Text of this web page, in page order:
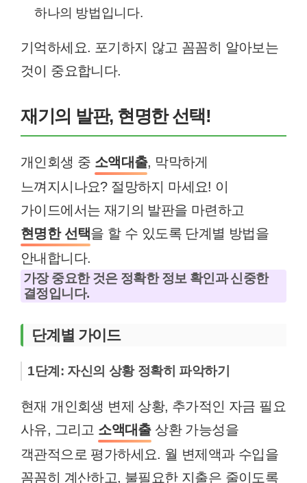
하나의 방법입니다.
기억하세요. 포기하지 않고 꼼꼼히 알아보는
것이 중요합니다.
재기의 발판, 현명한 선택!
개인회생 중 소액대출, 막막하게
느껴지시나요? 절망하지 마세요! 이
가이드에서는 재기의 발판을 마련하고
현명한 선택을 할 수 있도록 단계별 방법을
안내합니다.
가장 중요한 것은 정확한 정보 확인과 신중한
결정입니다.
단계별 가이드
1단계: 자신의 상황 정확히 파악하기
현재 개인회생 변제 상황, 추가적인 자금 필요
사유, 그리고 소액대출상환 가능성을
객관적으로 평가하세요. 월 변제액과 수입을
꼼꼼히 계산하고, 불필요한 지출은 줄이도록